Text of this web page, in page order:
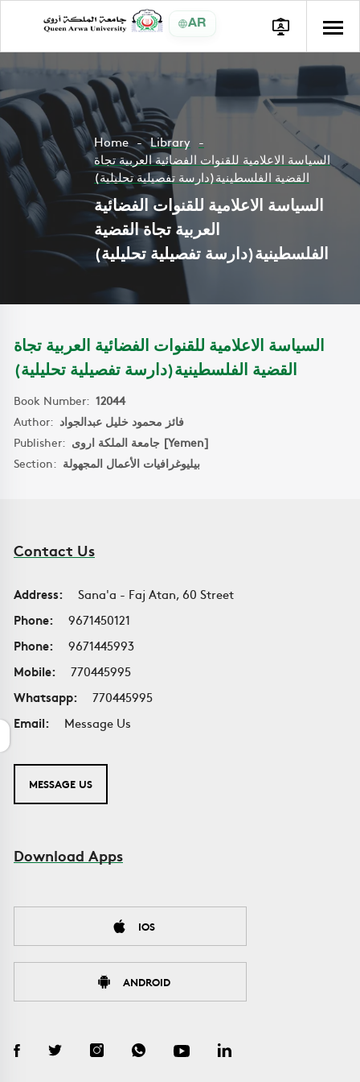
AR
Home
Library
السياسة الاعلامية للقنوات الفضائية العربية تجاة
القضية الفلسطينية(دارسة تفصيلية تحليلية)
السياسة الاعلامية للقنوات الفضائية
العربية تجاة القضية
الفلسطينية(دارسة تفصيلية تحليلية)
السياسة الاعلامية للقنوات الفضائية العربية تجاة
القضية الفلسطينية(دارسة تفصيلية تحليلية)
Book Number: 12044
Author: فائز محمود خليل عبدالجواد
Publisher:
جامعة الملكة اروى [Yemen]
Section: بيليوغرافيات الأعمال المجهولة
Contact Us
Address:
Sana'a - Faj Atan, 60 Street
Phone:
9671450121
Phone:
9671445993
Mobile:
770445995
Whatsapp:
770445995
Email:
Message Us
MESSAGE US
Download Apps
IOS
ANDROID